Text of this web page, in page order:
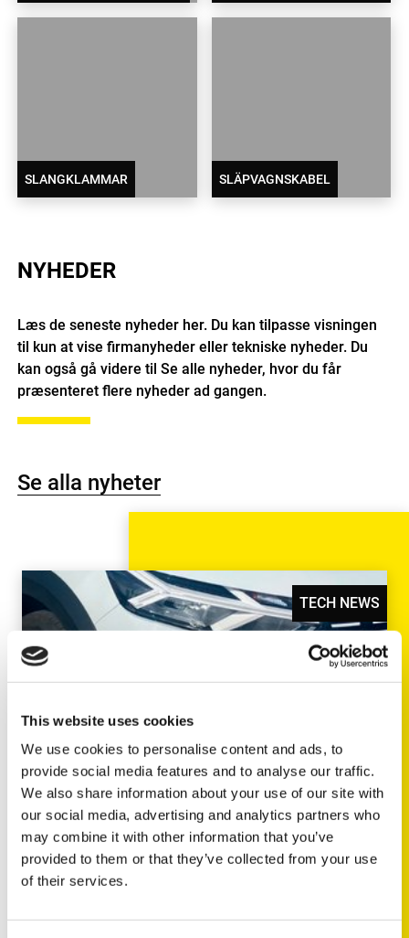
This website uses cookies
We use cookies to personalise content and ads, to
provide social media features and to analyse our traffic.
We also share information about your use of our site with
our social media, advertising and analytics partners who
may combine it with other information that you’ve
provided to them or that they’ve collected from your use
of their services.
SLANGKLAMMAR SLÄPVAGNSKABEL
NYHEDER
Læs de seneste nyheder her. Du kan tilpasse visningen
til kun at vise firmanyheder eller tekniske nyheder. Du
kan også gå videre til Se alle nyheder, hvor du får
præsenteret flere nyheder ad gangen.
Se alla nyheter
TECH NEWS
2026
ENDAST PÅ TRISCAN:
Handbromswire för Dacia Jogger
Vi är nu den enda på eftermarknaden som